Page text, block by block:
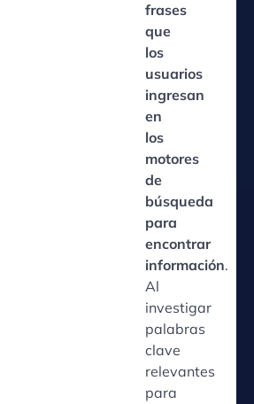
frases
que
los
usuarios
ingresan
en
los
motores
de
búsqueda
para
encontrar
información.
Al
investigar
palabras
clave
relevantes
para